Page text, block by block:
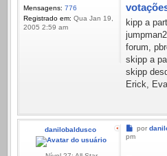
Mensagens: 776
Registrado em: Qua Jan 19,
2005 2:59 am
kipp a
forum,
skipp a
skipp
Erick,
danilobaldusco por
pm